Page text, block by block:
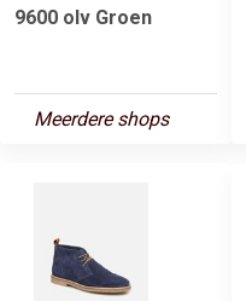
9600 olv Groen
Meerdere shops